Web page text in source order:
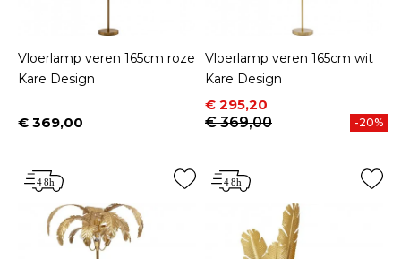
Vloerlamp veren 165cm roze
Kare Design
Prijs
€ 369,00
Vloerlamp veren 165cm wit
Kare Design
Prijs
€ 295,20
Normale prijs
€ 369,00
-20%